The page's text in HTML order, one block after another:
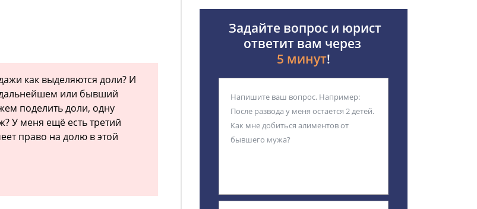
как выделяются доли? И
дальнейшем или бывший
поделить доли, одну
У меня ещё есть третий
право на долю в этой
Задайте вопрос и юрист
ответит вам через
5 минут!